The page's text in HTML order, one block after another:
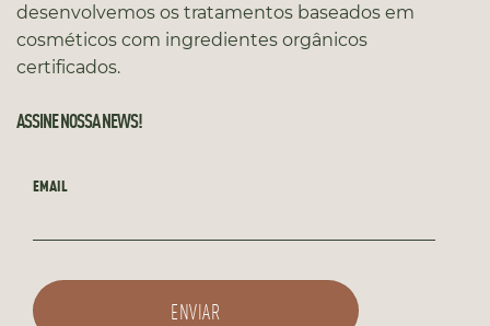
desenvolvemos os tratamentos baseados em
cosméticos com ingredientes orgânicos
certificados.
ASSINE NOSSA NEWS!
EMAIL